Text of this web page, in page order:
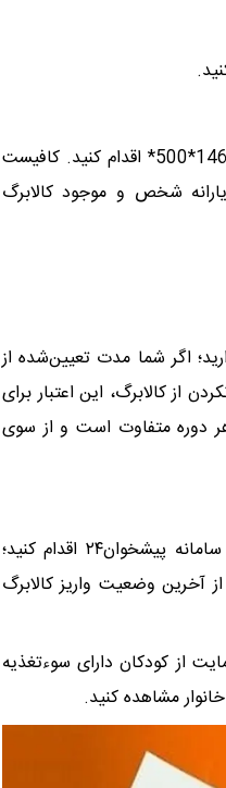
برای استعلام کالابرگ با کد ملی و بدون نیاز به اینترنت، می‌توانید از طریق کد دستوری #1463*500* اقدام کنید. کافیست
شخص و موجود کالابرگ
اگر شما مدت تعیین‌شده از
از کالابرگ، این اعتبار برای
هر دوره متفاوت است و از سوی
برای استعلام واریز کالابرگ کودکان نیز می‌توانید از طریق سرویس «استعلام کالابرگ» در سامانه پیشخوان۲۴ اقدام کنید؛
آخرین وضعیت واریز کالابرگ
زیر ۲ سال) یا کالابرگ طرح حمایت از کودکان دارای سوءتغذیه
مشاهده کنید.